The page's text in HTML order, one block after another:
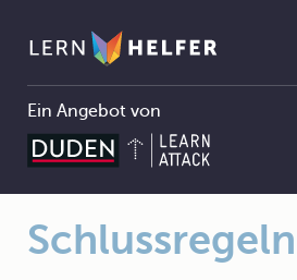
Ein Angebot von
Pfadnavigation
2 Grundbegriffe der Mathematik 2.1 Aussagen
Schlussregeln